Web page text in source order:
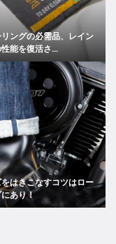
ングの必需品、レイン
能を復活さ...
はきこなすコツはロー
あり！